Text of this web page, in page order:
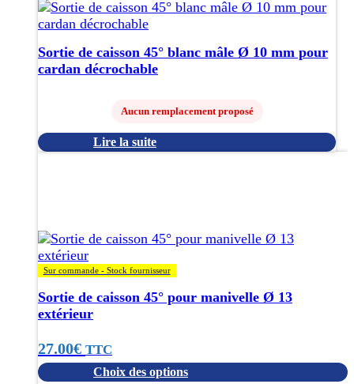
Sortie de caisson 45° blanc mâle Ø 10 mm pour
cardan décrochable
Aucun remplacement proposé
Lire la suite
Sur commande - Stock fournisseur
Sortie de caisson 45° pour manivelle Ø 13
extérieur
27.00€ TTC
Choix des options
Les
options
peuvent
être
choisies
sur
la
page
du